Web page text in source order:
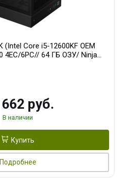
Core i5-12600KF OEM
4EC/6PC// 64 ГБ ОЗУ/ Ninja
GDDR6 DVI DP HDMI 2/
руб.
В наличии
Купить
Подробнее